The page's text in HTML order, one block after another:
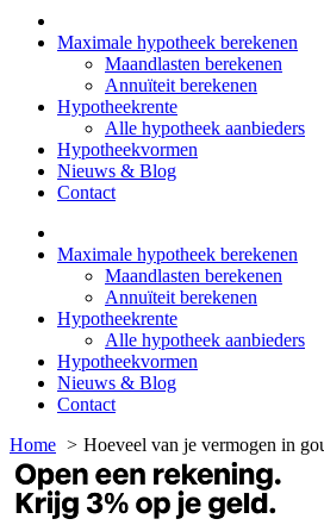
Maximale hypotheek berekenen
Maandlasten berekenen
Annuïteit berekenen
Hypotheekrente
Alle hypotheek aanbieders
Hypotheekvormen
Nieuws & Blog
Contact
Maximale hypotheek berekenen
Maandlasten berekenen
Annuïteit berekenen
Hypotheekrente
Alle hypotheek aanbieders
Hypotheekvormen
Nieuws & Blog
Contact
Home
Hoeveel van je vermogen in